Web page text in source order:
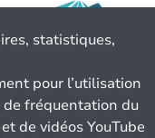
statistiques,
pour l’utilisation
de fréquentation du
de vidéos YouTube